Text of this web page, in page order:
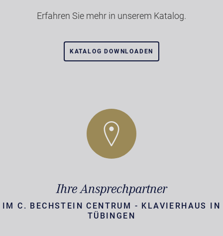
Erfahren Sie mehr in unserem Katalog.
KATALOG DOWNLOADEN
Ihre Ansprechpartner
IM C. BECHSTEIN CENTRUM - KLAVIERHAUS IN
TÜBINGEN